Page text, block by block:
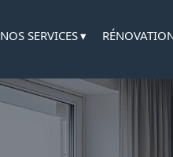
NOS SERVICES